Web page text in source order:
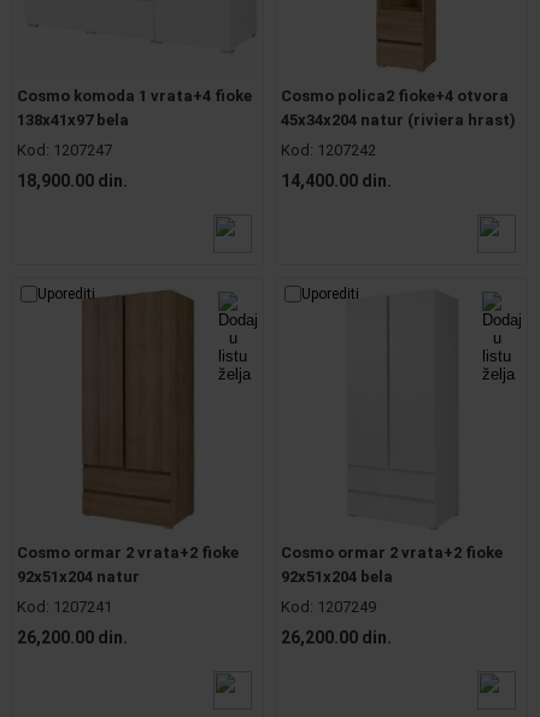
Cosmo komoda 1 vrata+4 fioke
138x41x97 bela
Kod: 1207247
18,900.00 din.
Cosmo polica2 fioke+4 otvora
45x34x204 natur (riviera hrast)
Kod: 1207242
14,400.00 din.
Uporediti
Cosmo ormar 2 vrata+2 fioke
92x51x204 natur
Kod: 1207241
26,200.00 din.
Uporediti
Cosmo ormar 2 vrata+2 fioke
92x51x204 bela
Kod: 1207249
26,200.00 din.